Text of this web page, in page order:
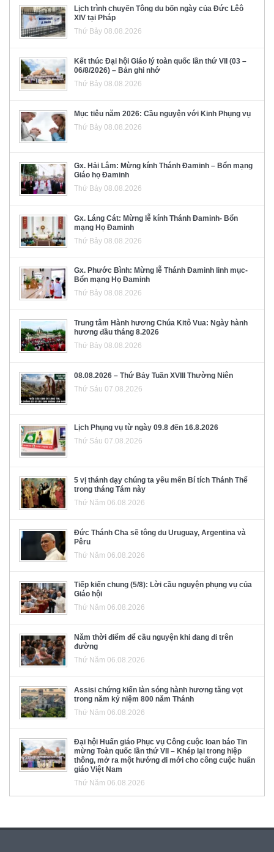
Lịch trình chuyến Tông du bốn ngày của Đức Lêô
XIV tại Pháp
Thứ Bảy 08.08.2026
Kết thúc Đại hội Giáo lý toàn quốc lần thứ VII (03 –
06/8/2026) – Bản ghi nhớ
Thứ Bảy 08.08.2026
Mục tiêu năm 2026: Cầu nguyện với Kinh Phụng vụ
Thứ Bảy 08.08.2026
Gx. Hải Lâm: Mừng kính Thánh Đaminh – Bổn mạng
Giáo họ Đaminh
Thứ Bảy 08.08.2026
Gx. Láng Cát: Mừng lễ kính Thánh Đaminh- Bổn
mạng Họ Đaminh
Thứ Bảy 08.08.2026
Gx. Phước Bình: Mừng lễ Thánh Đaminh linh mục-
Bổn mạng Họ Đaminh
Thứ Bảy 08.08.2026
Trung tâm Hành hương Chúa Kitô Vua: Ngày hành
hương đầu tháng 8.2026
Thứ Bảy 08.08.2026
08.08.2026 – Thứ Bảy Tuần XVIII Thường Niên
Thứ Sáu 07.08.2026
Lịch Phụng vụ từ ngày 09.8 đến 16.8.2026
Thứ Sáu 07.08.2026
5 vị thánh dạy chúng ta yêu mến Bí tích Thánh Thể
trong tháng Tám này
Thứ Năm 06.08.2026
Đức Thánh Cha sẽ tông du Uruguay, Argentina và
Pêru
Thứ Năm 06.08.2026
Tiếp kiến chung (5/8): Lời cầu nguyện phụng vụ của
Giáo hội
Thứ Năm 06.08.2026
Năm thời điểm để cầu nguyện khi đang đi trên
đường
Thứ Năm 06.08.2026
Assisi chứng kiến làn sóng hành hương tăng vọt
trong năm kỷ niệm 800 năm Thánh
Thứ Năm 06.08.2026
Đại hội Huấn giáo Phục vụ Công cuộc loan báo Tin
mừng Toàn quốc lần thứ VII – Khép lại trong hiệp
thông, mở ra một hướng đi mới cho công cuộc huấn
giáo Việt Nam
Thứ Năm 06.08.2026